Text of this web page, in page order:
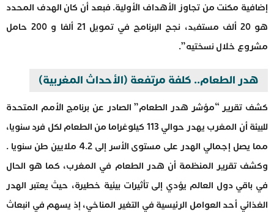
إضافية مكنت من تجاوز الأهداف الأولية. فبعد أن كان الهدف المحدد
هو 20 ألف مستفید، نجح البرنامج في تمويل 21 ألفا و 200 حامل
مشروع خلال نسختيه”.
هدر الطعام.. كلفة مرتفعة (الأحداث المغربية)
كشف تقرير “مؤشر هدر الطعام” الصادر عن برنامج الأمم المتحدة
للبيئة أن المغرب يهدر حوالي 113 كيلوغراما من الطعام لكل فرد سنويا،
مما يصل إجمالي الهدر على مستوى الأسر إلى 4.2 ملايين طن سنويا .
وكشف تقرير المنظمة أن هدر الطعام في المغرب، كما هو الحال
في باقي دول العالم يؤدي إلى تأثيرات بيئية خطيرة، حيث يعتبر الهدر
الغذائي أحد العوامل الرئيسية في التغير المناخي، إذ يسهم في انبعاث